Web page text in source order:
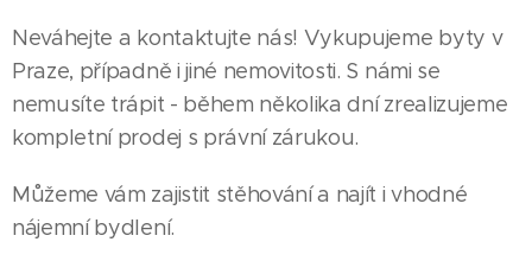
Neváhejte a kontaktujte nás! Vykupujeme byty v
Praze, případně i jiné nemovitosti. S námi se
nemusíte trápit - během několika dní zrealizujeme
kompletní prodej s právní zárukou.
Můžeme vám zajistit stěhování a najít i vhodné
nájemní bydlení.